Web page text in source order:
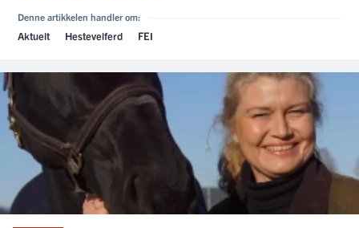
Denne artikkelen handler om:
Aktuelt Hestevelferd FEI